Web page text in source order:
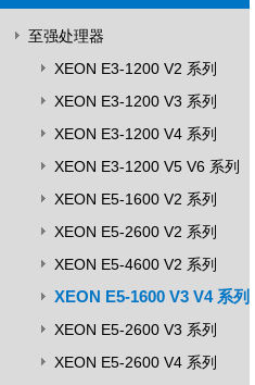
至强处理器
XEON E3-1200 V2 系列
XEON E3-1200 V3 系列
XEON E3-1200 V4 系列
XEON E3-1200 V5 V6 系列
XEON E5-1600 V2 系列
XEON E5-2600 V2 系列
XEON E5-4600 V2 系列
XEON E5-1600 V3 V4 系列
XEON E5-2600 V3 系列
XEON E5-2600 V4 系列